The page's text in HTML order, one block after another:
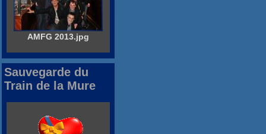
AMFG 2013.jpg
Sauvegarde du
Train de la Mure